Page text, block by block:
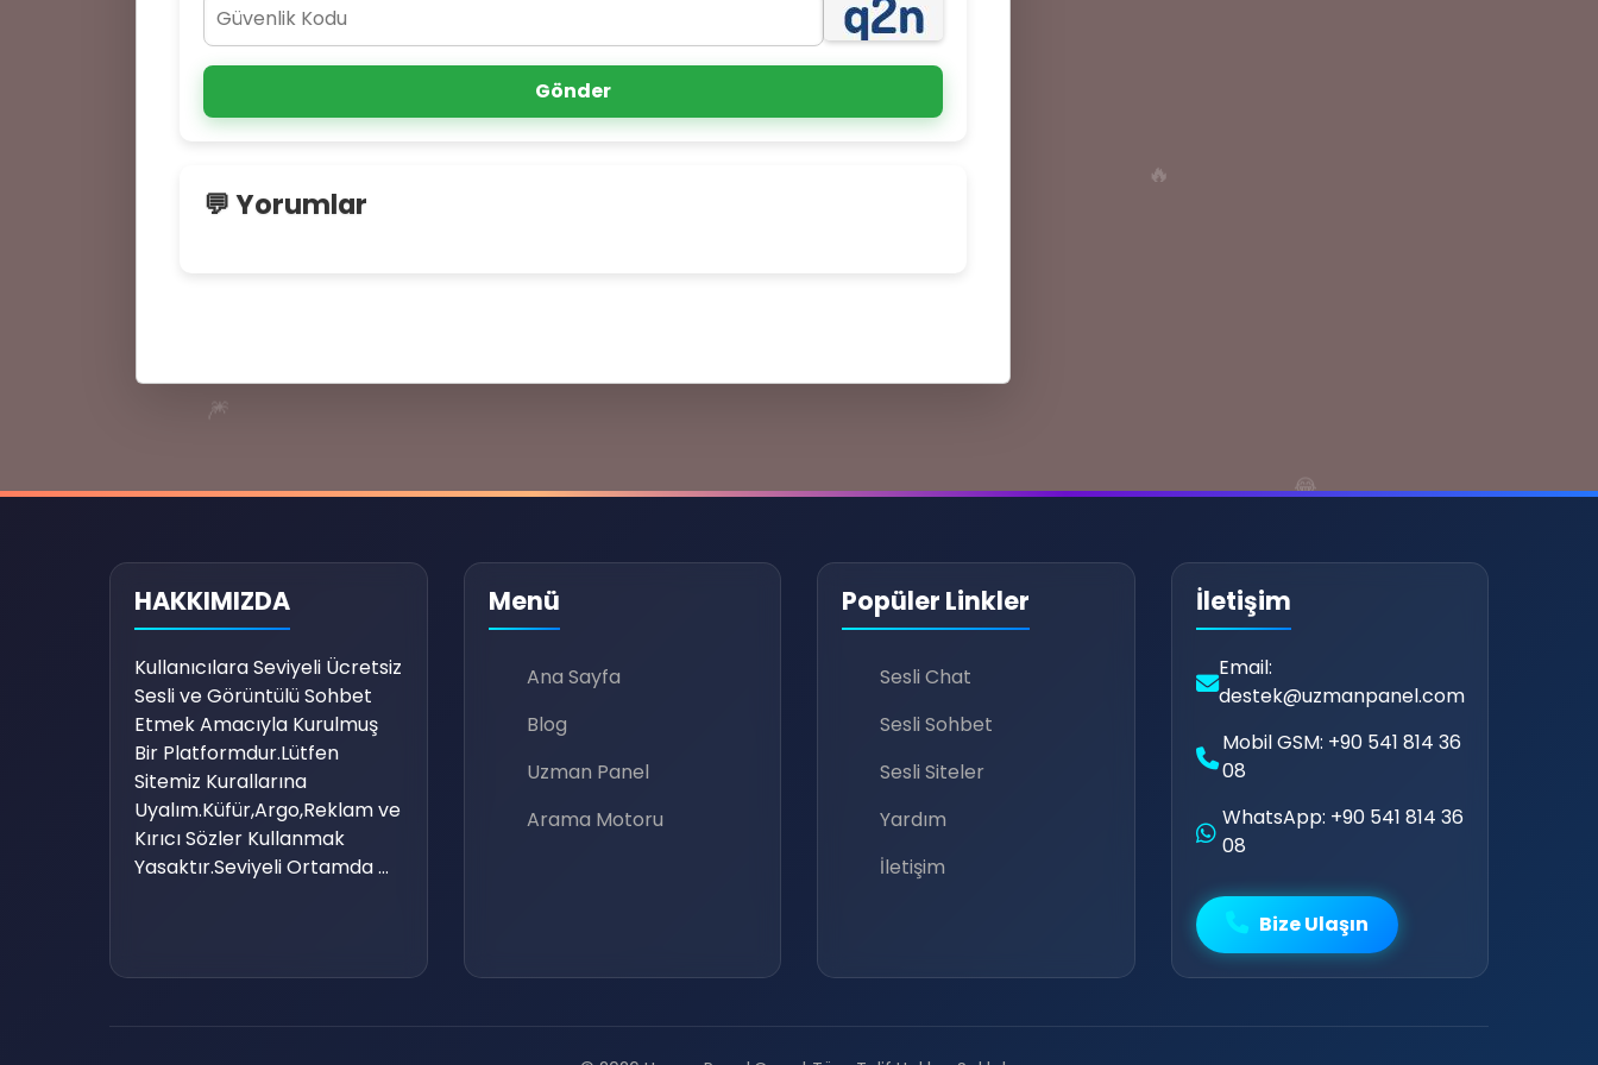
🎆
😂
📱
🔥
Gönder
💬 Yorumlar
HAKKIMIZDA
Kullanıcılara Seviyeli Ücretsiz
Sesli ve Görüntülü Sohbet
Etmek Amacıyla Kurulmuş
Bir Platformdur.Lütfen
Sitemiz Kurallarına
Uyalım.Küfür,Argo,Reklam ve
Kırıcı Sözler Kullanmak
Yasaktır.Seviyeli Ortamda ...
Menü
Ana Sayfa
Blog
Uzman Panel
Arama Motoru
Popüler Linkler
Sesli Chat
Sesli Sohbet
Sesli Siteler
Yardım
İletişim
İletişim
Email:
destek@uzmanpanel.com
Mobil GSM: +90 541 814 36
08
WhatsApp: +90 541 814 36
08
Bize Ulaşın